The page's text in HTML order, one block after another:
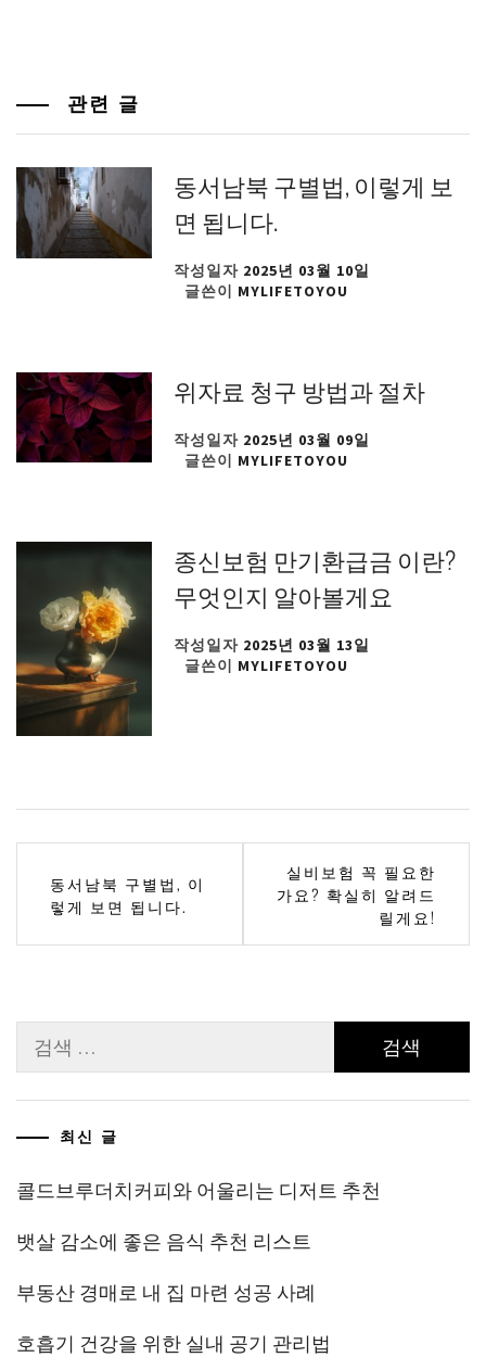
관련 글
동서남북 구별법, 이렇게 보
면 됩니다.
작성일자 2025년 03월 10일
글쓴이 MYLIFETOYOU
위자료 청구 방법과 절차
작성일자 2025년 03월 09일
글쓴이 MYLIFETOYOU
종신보험 만기환급금 이란?
무엇인지 알아볼게요
작성일자 2025년 03월 13일
글쓴이 MYLIFETOYOU
색
동서남북 구별법, 이
렇게 보면 됩니다.
실비보험 꼭 필요한
가요? 확실히 알려드
릴게요!
색:
최신 글
콜드브루더치커피와 어울리는 디저트 추천
뱃살 감소에 좋은 음식 추천 리스트
부동산 경매로 내 집 마련 성공 사례
호흡기 건강을 위한 실내 공기 관리법